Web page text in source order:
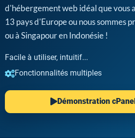
d'hébergement web idéal que vous
13 pays d'Europe ou nous sommes
ou à Singapour en Indonésie !
Facile à utiliser, intuitif...
Fonctionnalités multiples
Démonstration